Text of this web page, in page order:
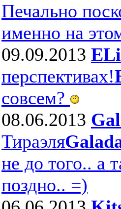
Печально
именно на
09.09.2013 ELi
перспективах!
совсем?
08.06.2013
Тираэля
не до того.. а
поздно.. =)